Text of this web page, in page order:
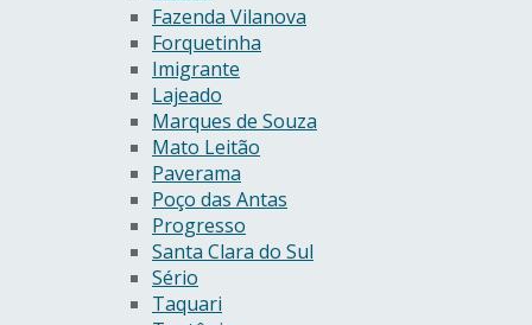
Fazenda Vilanova
Forquetinha
Imigrante
Lajeado
Marques de Souza
Mato Leitão
Paverama
Poço das Antas
Progresso
Santa Clara do Sul
Sério
Taquari